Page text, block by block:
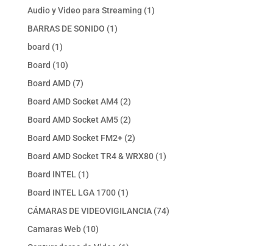
productos
Audio y Video para Streaming 11
BARRAS DE SONIDO 11
board 11
producto
Board 1010
productos
Board AMD 77
productos
Board AMD Socket AM4 22
productos
Board AMD Socket AM5 22
productos
Board AMD Socket FM2+ 22
productos
Board AMD Socket TR4 & WRX80 11
Board INTEL 11
producto
Board INTEL LGA 1700 11
producto
CÁMARAS DE VIDEOVIGILANCIA 7474
Camaras Web 1010
productos